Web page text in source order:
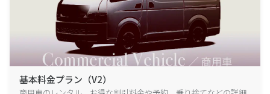
基本料金プラン（V2）